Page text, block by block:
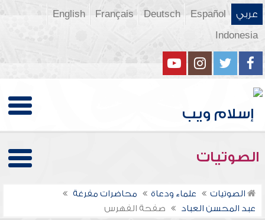
عربي Español
Deutsch
Français
English
Indonesia
الصوتيات
الصوتيات علماء ودعاة
محاضرات مفرغة
عبد المحسن العباد
صفحة الفهرس